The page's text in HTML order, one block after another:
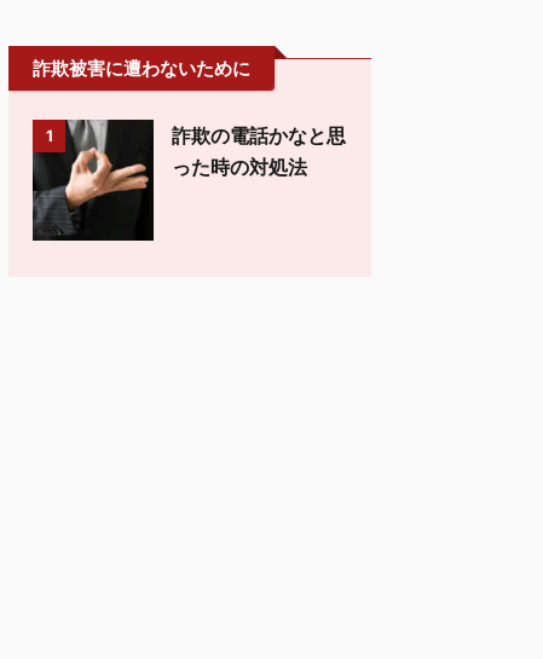
詐欺被害に遭わないために
1
詐欺の電話かなと思
った時の対処法